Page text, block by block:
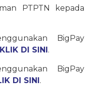
PTPTN kepada
BigPay
KLIK DI SINI .
BigPay
DI SINI.